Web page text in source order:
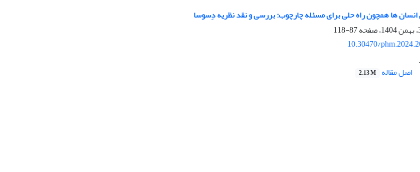
ها همچون راه حلی برای مسئله چارچوب: بررسی و نقد نظریه دِسوسا
87-118
10.30470/
اصل مقاله 2.13 M